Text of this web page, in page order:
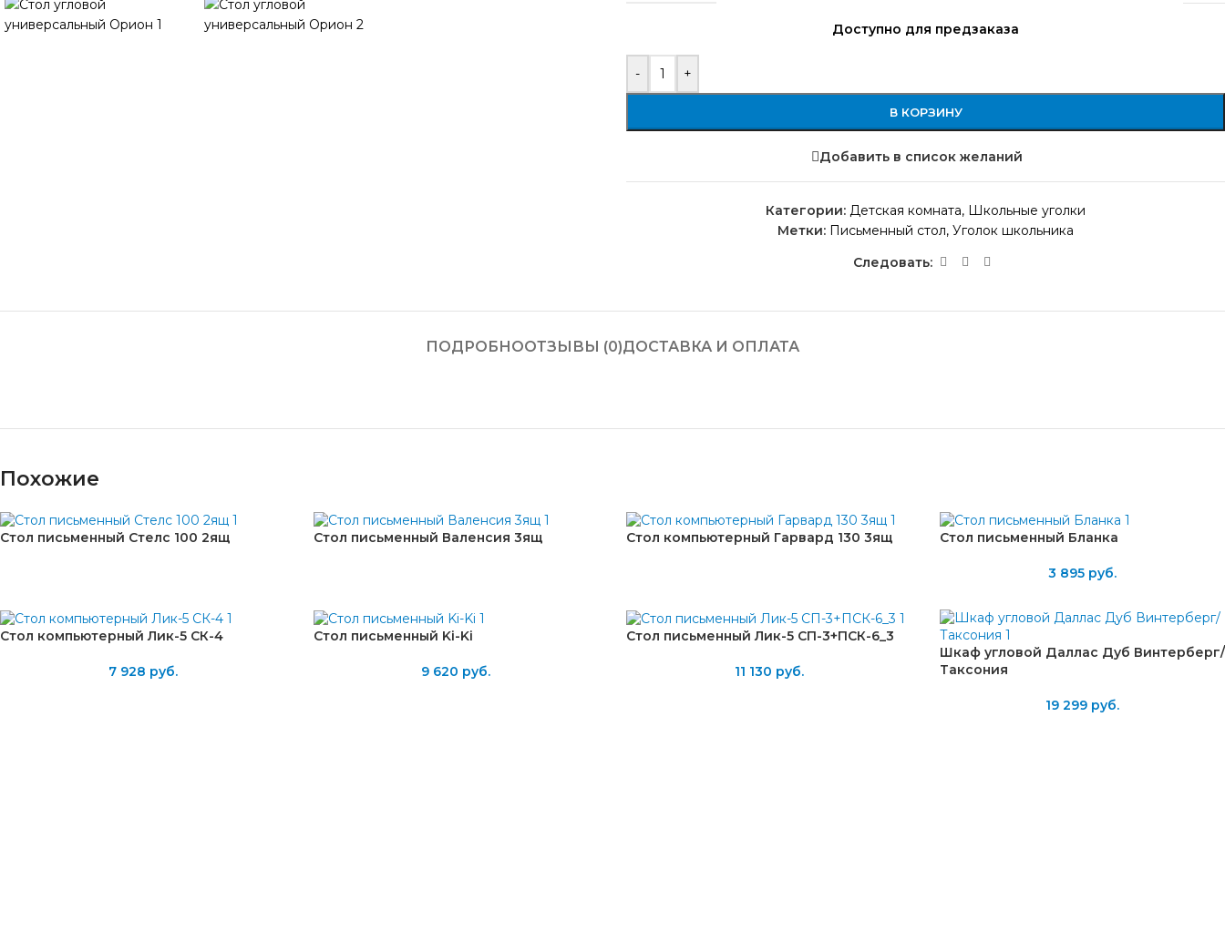
Доступно для предзаказа
- +
В КОРЗИНУ
Добавить в список желаний
Категории: Детская комната, Школьные уголки
Метки: Письменный стол, Уголок школьника
Следовать:
ПОДРОБНООТЗЫВЫ (0)ДОСТАВКА И ОПЛАТА
Похожие
Стол письменный Стелс 100 2ящ Стол письменный Валенсия 3ящ Стол компьютерный Гарвард 130 3ящ Стол письменный Бланка
3 895руб.
Стол компьютерный Лик-5 СК-4
7 928 руб.
Стол письменный Ki-Ki
9 620 руб.
Стол письменный Лик-5 СП-3+ПСК-6_3
11 130 руб.
Шкаф угловой Даллас Дуб Винтерберг/
Таксония
19 299руб.